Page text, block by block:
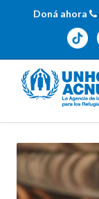
Doná ahora